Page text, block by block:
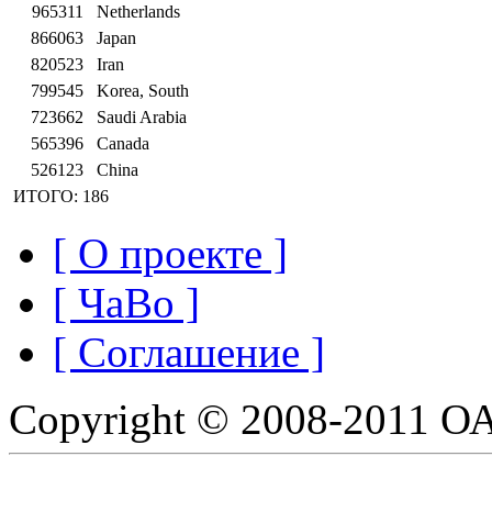
965311
Netherlands
866063
Japan
820523
Iran
799545
Korea, South
723662
Saudi Arabia
565396
Canada
526123
China
ИТОГО: 186
[ О проекте ]
[ ЧаВо ]
[ Соглашение ]
Copyright © 2008-2011